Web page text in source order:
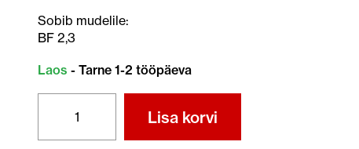
Sobib mudelile:
BF 2,3
Laos - Tarne 1-2 tööpäeva
Lisa korvi